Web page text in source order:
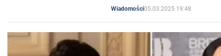
Wiadomości05.03.2025 19:48